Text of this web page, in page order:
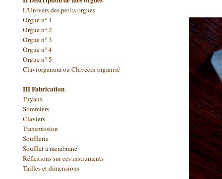
L'Univers des petits orgues
Orgue n° 1
Orgue n° 2
Orgue n° 3
Orgue n° 4
Orgue n° 5
Claviorganum ou Clavecin organisé
III Fabrication
Tuyaux
Sommiers
Claviers
Transmission
Soufflerie
Soufflet à membrane
Réflexions sur ces instruments
Tailles et dimensions